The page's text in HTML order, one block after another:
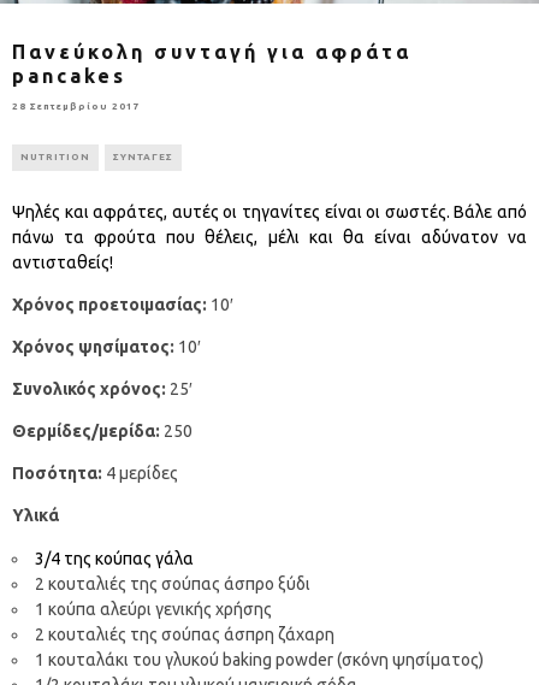
Πανεύκολη συνταγή για αφράτα
pancakes
28 Σεπτεμβρίου 2017
NUTRITION ΣΥΝΤΑΓΕΣ
Ψηλές και αφράτες, αυτές οι τηγανίτες είναι οι σωστές. Βάλε από
πάνω τα φρούτα που θέλεις, μέλι και θα είναι αδύνατον να
αντισταθείς!
Χρόνος προετοιμασίας: 10′
Χρόνος ψησίματος: 10′
Συνολικός χρόνος: 25′
Θερμίδες/μερίδα: 250
Ποσότητα: 4 μερίδες
Υλικά
3/4 της κούπας γάλα
2 κουταλιές της σούπας άσπρο ξύδι
1 κούπα αλεύρι γενικής χρήσης
2 κουταλιές της σούπας άσπρη ζάχαρη
1 κουταλάκι του γλυκού baking powder (σκόνη ψησίματος)